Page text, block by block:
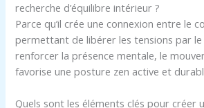
recherche d’équilibre intérieur ?
Parce qu’il crée une connexion entre le
permettant de libérer les tensions par
renforcer la présence mentale, le
favorise une posture zen active et
Quels sont les éléments clés pour créer